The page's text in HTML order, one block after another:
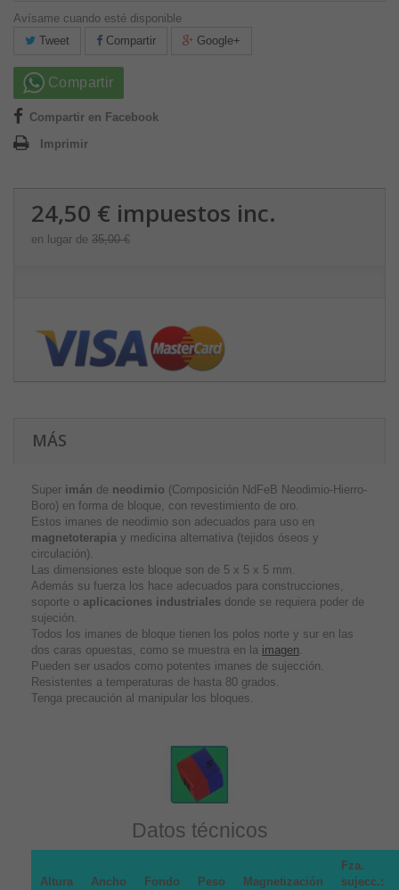
Avísame cuando esté disponible
Tweet
Compartir Google+
Compartir
Compartir en Facebook
Imprimir
24,50 € impuestos inc.
en lugar de 35,00 €
MÁS
Super imán de neodimio (Composición NdFeB Neodimio-Hierro-
Boro) en forma de bloque, con revestimiento de oro.
Estos imanes de neodimio son adecuados para uso en
magnetoterapia y medicina alternativa (tejidos óseos y
circulación).
Las dimensiones este bloque son de 5 x 5 x 5 mm.
Además su fuerza los hace adecuados para construcciones,
soporte o aplicaciones industriales donde se requiera poder de
sujeción.
Todos los imanes de bloque tienen los polos norte y sur en las
dos caras opuestas, como se muestra en la imagen.
Pueden ser usados como potentes imanes de sujección.
Resistentes a temperaturas de hasta 80 grados.
Tenga precaución al manipular los bloques.
Datos técnicos
Altura Ancho Fondo Peso Magnetización
Fza.
sujecc.: